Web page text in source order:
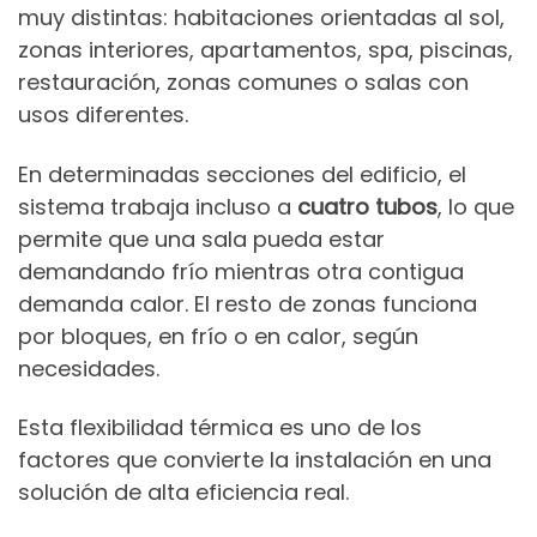
muy distintas: habitaciones orientadas al sol,
zonas interiores, apartamentos, spa, piscinas,
restauración, zonas comunes o salas con
usos diferentes.
En determinadas secciones del edificio, el
sistema trabaja incluso a cuatro tubos, lo que
permite que una sala pueda estar
demandando frío mientras otra contigua
demanda calor. El resto de zonas funciona
por bloques, en frío o en calor, según
necesidades.
Esta flexibilidad térmica es uno de los
factores que convierte la instalación en una
solución de alta eficiencia real.